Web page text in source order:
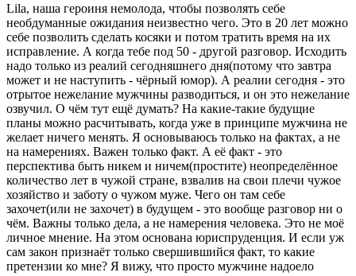
Lila, наша героиня немолода, чтобы позволять себе
необдуманные ожидания неизвестно чего. Это в 20 лет можно
себе позволить сделать косяки и потом тратить время на их
исправление. А когда тебе под 50 - другой разговор. Исходить
надо только из реалий сегодняшнего дня(потому что завтра
может и не наступить - чёрный юмор). А реалии сегодня - это
отрытое нежелание мужчины разводиться, и он это нежелание
озвучил. О чём тут ещё думать? На какие-такие будущие
планы можно расчитывать, когда уже в принципе мужчина не
желает ничего менять. Я основываюсь только на фактах, а не
на намерениях. Важен только факт. А её факт - это
перспектива быть никем и ничем(простите) неопределённое
количество лет в чужой стране, взвалив на свои плечи чужое
хозяйство и заботу о чужом муже. Чего он там себе
захочет(или не захочет) в будущем - это вообще разговор ни о
чём. Важны только дела, а не намерения человека. Это не моё
личное мнение. На этом основана юриспруденция. И если уж
сам закон признаёт только свершившийся факт, то какие
претензии ко мне? Я вижу, что просто мужчине надоело